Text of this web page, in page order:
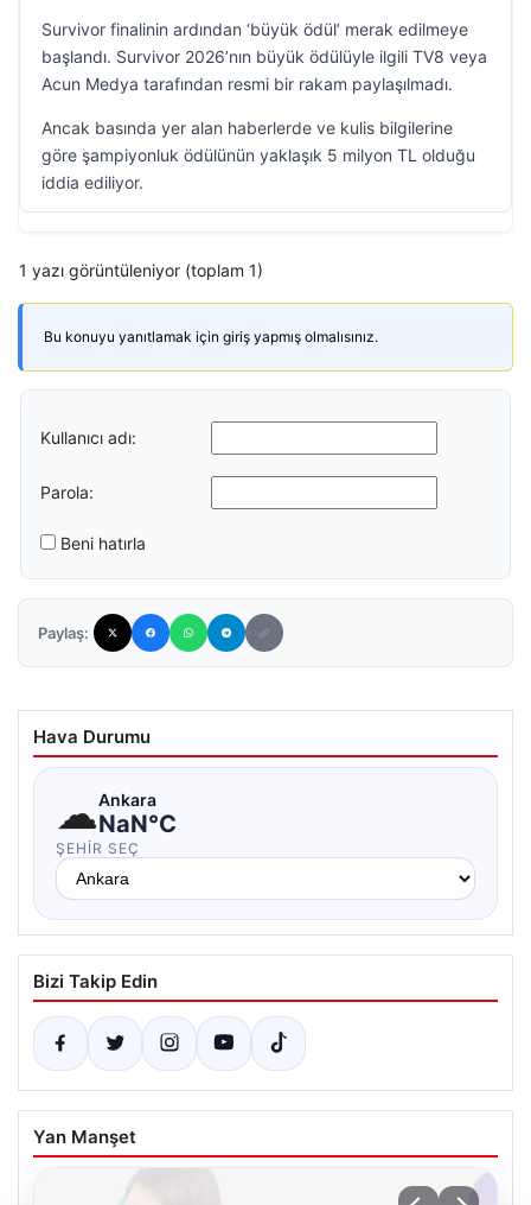
Survivor finalinin ardından ‘büyük ödül’ merak edilmeye
başlandı. Survivor 2026’nın büyük ödülüyle ilgili TV8 veya
Acun Medya tarafından resmi bir rakam paylaşılmadı.
Ancak basında yer alan haberlerde ve kulis bilgilerine
göre şampiyonluk ödülünün yaklaşık 5 milyon TL olduğu
iddia ediliyor.
1 yazı görüntüleniyor (toplam 1)
Bu konuyu yanıtlamak için giriş yapmış olmalısınız.
Kullanıcı adı:
Parola:
Beni hatırla
Paylaş:
Hava Durumu
☁Ankara
NaN°C
ŞEHIR SEÇ
Bizi Takip Edin
Yan Manşet